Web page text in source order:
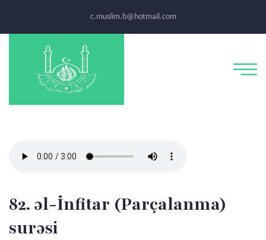
c.muslim.b@hotmail.com
82. əl-İnfitar (Parçalanma)
surəsi